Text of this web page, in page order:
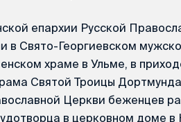
епархии Русской
в Свято-Георгиевском
храме в Ульме, в
Святой Троицы
Церкви беженцев
в церковном доме в